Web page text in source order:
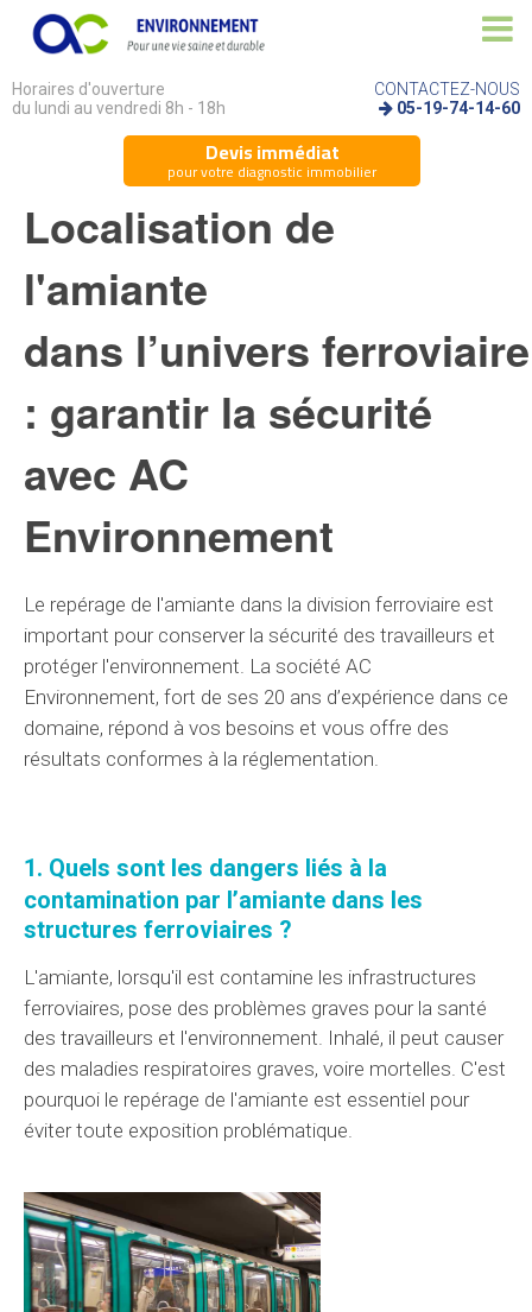
Horaires d'ouverture
du lundi au vendredi 8h - 18h
CONTACTEZ-NOUS
05-19-74-14-60
Devis immédiat
pour votre diagnostic immobilier
Localisation de
l'amiante
dans l’univers ferroviaire
: garantir la sécurité
avec AC
Environnement
Le repérage de l'amiante dans la division ferroviaire est
important pour conserverla sécurité des travailleurs et
protéger l'environnement. La société AC
Environnement, fort de ses 20 ans d’expérience dans ce
domaine, répond à vos besoins et vous offre des
résultats conformes à la réglementation
1. Quels sont les dangers liés à la
contamination par l’amiante dans les
structures ferroviaires ?
L'amiante, lorsqu'il est contamine les infrastructures
ferroviaires, pose des problèmes graves pour la santé
des travailleurs et l'environnement. Inhalé, il peut causer
des maladies respiratoires graves, voire mortelles . C'est
pourquoi le repérage de l'amiante est essentiel pour
éviter toute exposition problématique